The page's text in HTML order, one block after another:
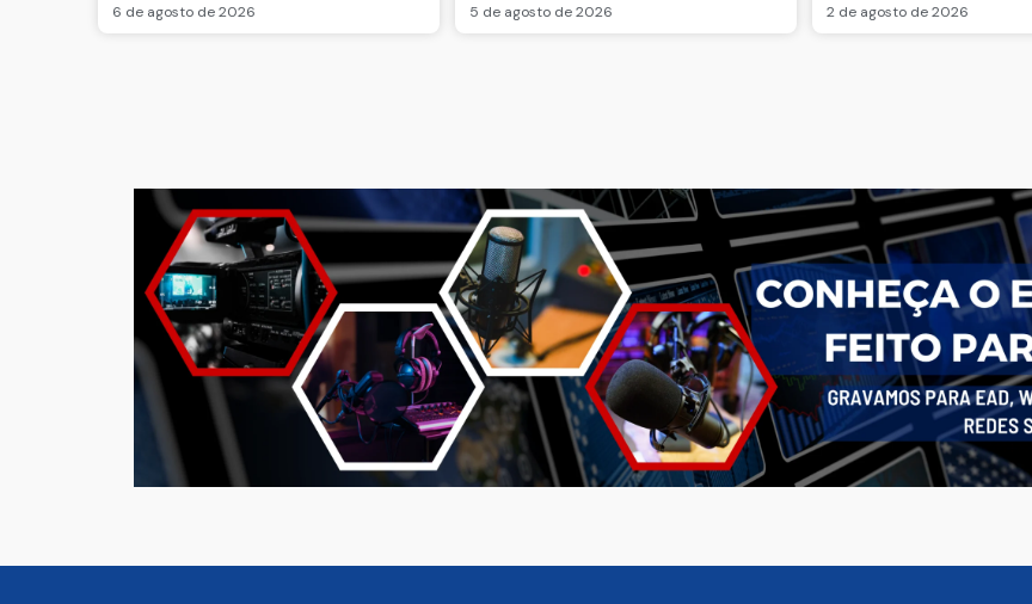
6 de agosto de 2026 5 de agosto de 2026 2 de agosto de 2026